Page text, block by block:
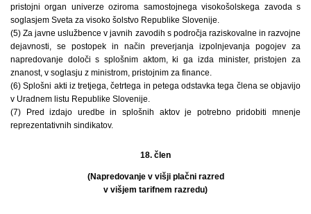
pristojni organ univerze oziroma samostojnega visokošolskega zavoda s
soglasjem Sveta za visoko šolstvo Republike Slovenije.
(5) Za javne uslužbence v javnih zavodih s področja raziskovalne in razvojne
dejavnosti, se postopek in način preverjanja izpolnjevanja pogojev za
napredovanje določi s splošnim aktom, ki ga izda minister, pristojen za
znanost, v soglasju z ministrom, pristojnim za finance.
(6) Splošni akti iz tretjega, četrtega in petega odstavka tega člena se objavijo
v Uradnem listu Republike Slovenije.
(7) Pred izdajo uredbe in splošnih aktov je potrebno pridobiti mnenje
reprezentativnih sindikatov.
18. člen
(Napredovanje v višji plačni razred
v višjem tarifnem razredu)